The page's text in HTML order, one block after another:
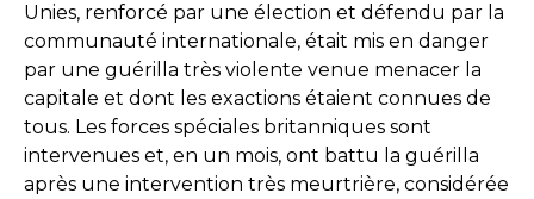
Unies, renforcé par une élection et défendu par la
communauté internationale, était mis en danger
par une guérilla très violente venue menacer la
capitale et dont les exactions étaient connues de
tous. Les forces spéciales britanniques sont
intervenues et, en un mois, ont battu la guérilla
après une intervention très meurtrière, considérée